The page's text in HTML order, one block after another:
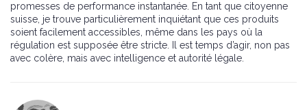
promesses de performance instantanée. En tant que citoyenne
suisse, je trouve particulièrement inquiétant que ces produits
soient facilement accessibles, même dans les pays où la
régulation est supposée être stricte. Il est temps d’agir, non pas
avec colère, mais avec intelligence et autorité légale.